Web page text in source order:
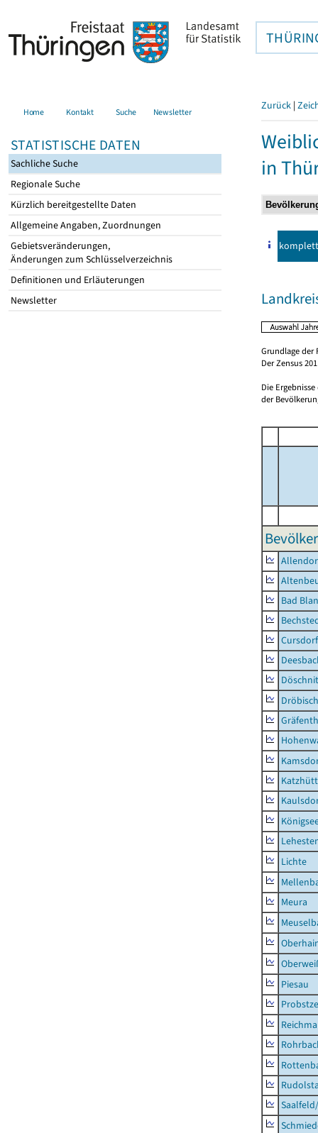
Home Kontakt Suche Newsletter
STATISTISCHE DATEN
Sachliche Suche
Regionale Suche
Kürzlich bereitgestellte Daten
Allgemeine Angaben, Zuordnungen
Gebietsveränderungen,
Änderungen zum Schlüsselverzeichnis
Definitionen und Erläuterungen
Newsletter
Zurück |
in
komplett
Grundlage der
Der Zensus
Die
der
Bad
Cursdorf
Lichte
Meura
Piesau